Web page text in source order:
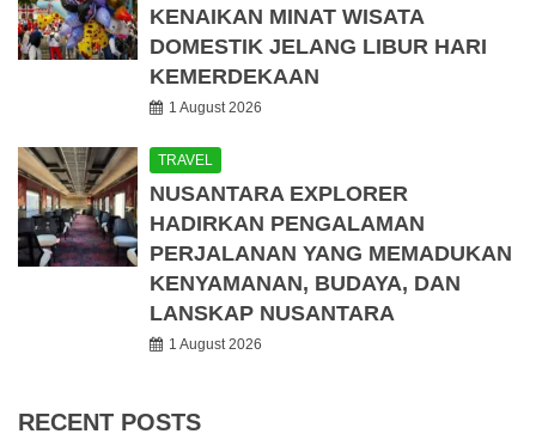
KENAIKAN MINAT WISATA
DOMESTIK JELANG LIBUR HARI
KEMERDEKAAN
1 August 2026
TRAVEL
NUSANTARA EXPLORER
HADIRKAN PENGALAMAN
PERJALANAN YANG MEMADUKAN
KENYAMANAN, BUDAYA, DAN
LANSKAP NUSANTARA
1 August 2026
RECENT POSTS